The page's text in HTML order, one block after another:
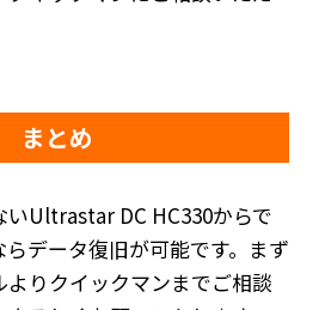
まとめ
いUltrastar DC HC330からで
データ復旧が可能です。まず
りクイックマンまでご相談